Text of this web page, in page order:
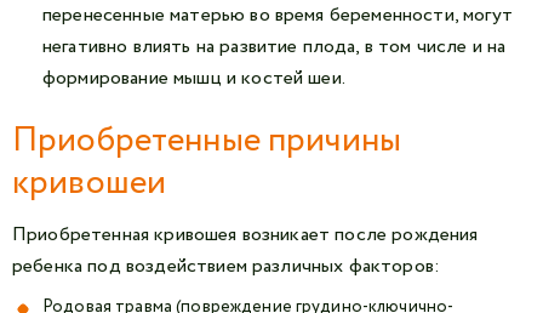
перенесенные матерью во время беременности, могут
негативно влиять на развитие плода, в том числе и на
формирование мышц и костей шеи.
Приобретенные причины
кривошеи
Приобретенная кривошея возникает после рождения
ребенка под воздействием различных факторов:
Родовая травма (повреждение грудино-ключично-